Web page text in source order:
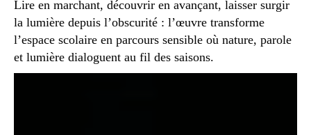
Lire en marchant, découvrir en avançant, laisser surgir
la lumière depuis l’obscurité : l’œuvre transforme
l’espace scolaire en parcours sensible où nature, parole
et lumière dialoguent au fil des saisons.